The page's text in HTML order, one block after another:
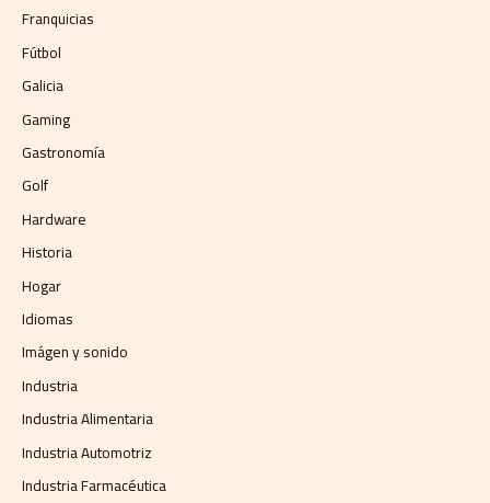
Franquicias
Fútbol
Galicia
Gaming
Gastronomía
Golf
Hardware
Historia
Hogar
Idiomas
Imágen y sonido
Industria
Industria Alimentaria
Industria Automotriz
Industria Farmacéutica